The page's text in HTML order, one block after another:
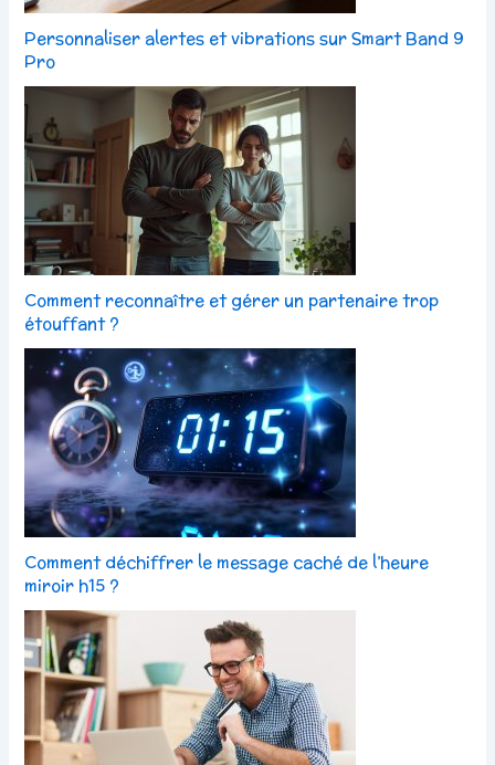
Personnaliser alertes et vibrations sur Smart Band 9
Pro
Comment reconnaître et gérer un partenaire trop
étouffant ?
Comment déchiffrer le message caché de l’heure
miroir h15 ?